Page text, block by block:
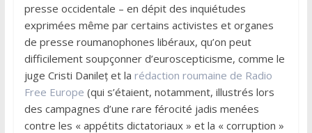
presse occidentale – en dépit des inquiétudes
exprimées même par certains activistes et organes
de presse roumanophones libéraux, qu’on peut
difficilement soupçonner d’euroscepticisme, comme le
juge Cristi Danileț et la rédaction roumaine de Radio
Free Europe (qui s’étaient, notamment, illustrés lors
des campagnes d’une rare férocité jadis menées
contre les « appétits dictatoriaux » et la « corruption »